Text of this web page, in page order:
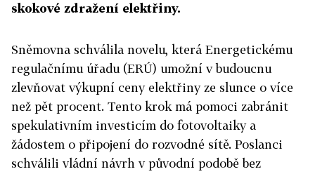
skokové zdražení elektřiny.
Sněmovna schválila novelu, která Energetickému
regulačnímu úřadu (ERÚ) umožní v budoucnu
zlevňovat výkupní ceny elektřiny ze slunce o více
než pět procent. Tento krok má pomoci zabránit
spekulativním investicím do fotovoltaiky a
žádostem o připojení do rozvodné sítě. Poslanci
schválili vládní návrh v původní podobě bez